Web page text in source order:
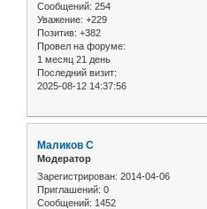
Сообщений: 254
Уважение: +229
Позитив: +382
Провел на форуме:
1 месяц 21 день
Последний визит:
2025-08-12 14:37:56
Маликов С
Модератор
Зарегистрирован: 2014-04-06
Приглашений: 0
Сообщений: 1452